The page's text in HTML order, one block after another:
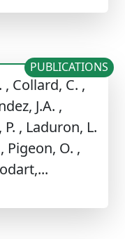
Collard, C. ,
J.A. ,
, Laduron, L.
Pigeon, O. ,
PUBLICATIONS